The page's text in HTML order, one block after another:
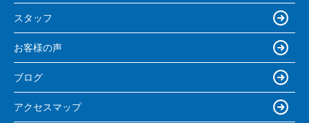
スタッフ
お客様の声
ブログ
アクセスマップ